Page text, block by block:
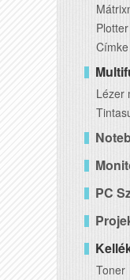
Lézer
PC
Toner